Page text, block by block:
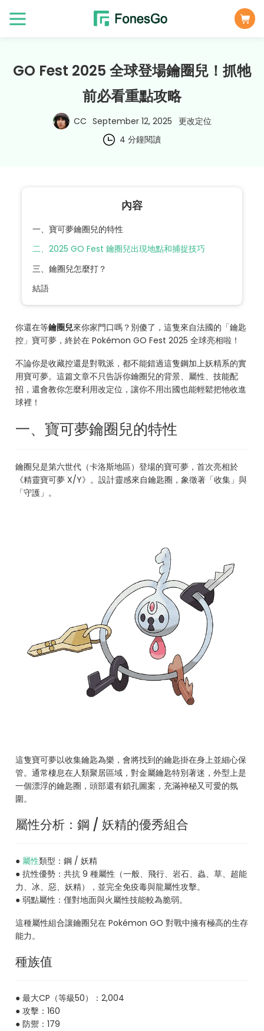
GO Fest 2025 全球登場鑰圈兒！抓牠
前必看重點攻略
CC September 12, 2025 更改定位
4 分鐘閱讀
內容
一、寶可夢鑰圈兒的特性
二、2025 GO Fest 鑰圈兒出現地點和捕捉技巧
三、鑰圈兒怎麼打？
結語
你還在等鑰圈兒來你家門口嗎？別傻了，這隻來自法國的「鑰匙
控」寶可夢，終於在 Pokémon GO Fest 2025 全球亮相啦！
不論你是收藏控還是對戰派，都不能錯過這隻鋼加上妖精系的實
用寶可夢。這篇文章不只告訴你鑰圈兒的背景、屬性、技能配
招，還會教你怎麼利用改定位，讓你不用出國也能輕鬆把牠收進
球裡！
一、寶可夢鑰圈兒的特性
鑰圈兒是第六世代（卡洛斯地區）登場的寶可夢，首次亮相於
《精靈寶可夢 X/Y》。設計靈感來自鑰匙圈，象徵著「收集」與
「守護」。
這隻寶可夢以收集鑰匙為樂，會將找到的鑰匙掛在身上並細心保
管。通常棲息在人類聚居區域，對金屬鑰匙特別著迷，外型上是
一個漂浮的鑰匙圈，頭部還有鎖孔圖案，充滿神秘又可愛的氛
圍。
屬性分析：鋼 / 妖精的優秀組合
● 屬性類型：鋼 / 妖精
● 抗性優勢：共抗 9 種屬性（一般、飛行、岩石、蟲、草、超能
力、冰、惡、妖精），並完全免疫毒與龍屬性攻擊。
● 弱點屬性：僅對地面與火屬性技能較為脆弱。
這種屬性組合讓鑰圈兒在 Pokémon GO 對戰中擁有極高的生存
能力。
種族值
● 最大CP（等級50）：2,004
● 攻擊：160
● 防禦：179